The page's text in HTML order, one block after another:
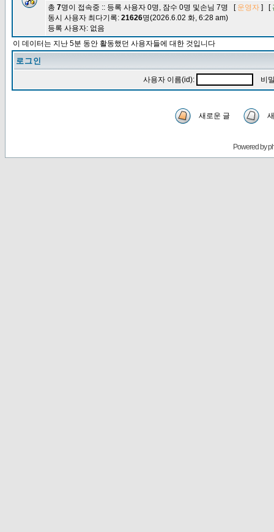
총 7명이 접속중 :: 등록 사용자 0명, 잠수 0명 및손님 7명 [ 운영자 ] [
동시 사용자 최다기록: 21626명(2026.6.02 화, 6:28 am)
등록 사용자: 없음
이 데이터는 지난 5분 동안 활동했던 사용자들에 대한 것입니다
로그인
사용자 이름(id): 비
새로운 글
Powered by